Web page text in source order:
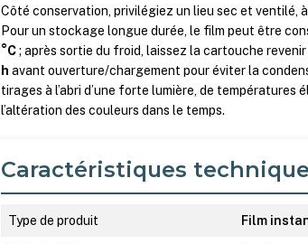
Côté conservation, privilégiez un lieu sec et ventilé, à
Pour un stockage longue durée, le film peut être
°C; après sortie du froid, laissez la cartouche
h avant ouverture/chargement pour éviter la
tirages à l’abri d’une forte lumière, de températures
l’altération des couleurs dans le temps.
Caractéristiques
Type de produit Film